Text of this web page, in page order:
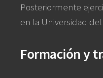
Posteriormente
en la Universidad del
Formación y